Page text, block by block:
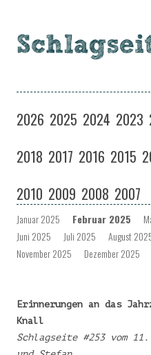
2026 2025 2024 2023
2018 2017 2016 2015
2010 2009 2008 2007
Januar 2025 Februar 2025
Juni 2025
Juli 2025 August
November 2025
Dezember 2025
Erinnerungen an das
Knall
Schlagseite #253 vom